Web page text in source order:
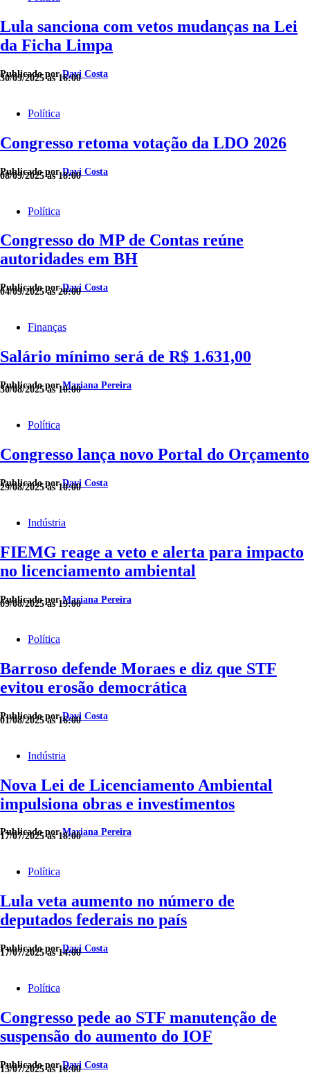
Lula sanciona com vetos mudanças na Lei
da Ficha Limpa
Publicado porDavi Costa
30/09/2025 às 16:00
Política
Congresso retoma votação da LDO 2026
Publicado porDavi Costa
08/09/2025 às 18:00
Política
Congresso do MP de Contas reúne
autoridades em BH
Publicado porDavi Costa
04/09/2025 às 20:00
Finanças
Salário mínimo será de R$ 1.631,00
Publicado porMariana Pereira
30/08/2025 às 10:00
Política
Congresso lança novo Portal do Orçamento
Publicado porDavi Costa
29/08/2025 às 10:00
Indústria
FIEMG reage a veto e alerta para impacto
no licenciamento ambiental
Publicado porMariana Pereira
09/08/2025 às 19:00
Política
Barroso defende Moraes e diz que STF
evitou erosão democrática
Publicado porDavi Costa
01/08/2025 às 16:00
Indústria
Nova Lei de Licenciamento Ambiental
impulsiona obras e investimentos
Publicado porMariana Pereira
17/07/2025 às 18:00
Política
Lula veta aumento no número de
deputados federais no país
Publicado porDavi Costa
17/07/2025 às 14:00
Política
Congresso pede ao STF manutenção de
suspensão do aumento do IOF
Publicado porDavi Costa
15/07/2025 às 16:00